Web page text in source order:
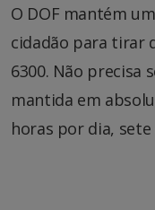
O DOF mantém
cidadão para tirar
6300. Não precisa
mantida em
horas por dia,